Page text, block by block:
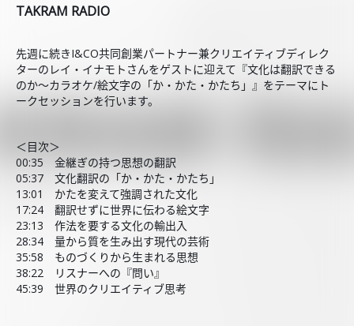
TAKRAM RADIO
先週に続きI&CO共同創業パートナー兼クリエイティブディレク
ターのレイ・イナモトさんをゲストに迎えて『文化は翻訳できる
のか〜カラオケ/絵文字の「か・かた・かたち」』をテーマにト
ークセッションを行います。
＜目次＞
00:35 金継ぎの持つ思想の翻訳
05:37 文化翻訳の「か・かた・かたち」
13:01 かたを変えて強調された文化
17:24 翻訳せずに世界に伝わる絵文字
23:13 作法を要する文化の輸出入
28:34 量から質を生み出す現代の芸術
35:58 ものづくりから生まれる思想
38:22 リスナーへの『問い』
45:39 世界のクリエイティブ思考